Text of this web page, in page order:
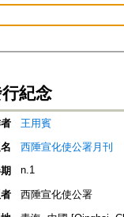
紀念
王用賓
西陲宣化使公署月刊
n.1
西陲宣化使公署